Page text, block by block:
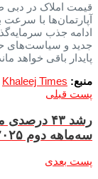
آپارتمان‌ها با
ادامه جذب
جدید و سیاست‌های
پایدار باقی خواهد
منبع: Khaleej Times
پست قبلی
رشد ۴۳
سه‌ماهه دوم ۲۰۲۵
پست بعدی